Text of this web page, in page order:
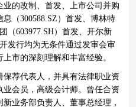
的改制、首发、上市公司并购
（300588.SZ）首发、博林特
（603977.SH）首发、开尔新
发行均为无条件通过发审会审
市的深刻理解和丰富经验。
荐代表人，并具有法律职业资
会员，高级会计师。曾任合资
业务部负责人、董事总经理，